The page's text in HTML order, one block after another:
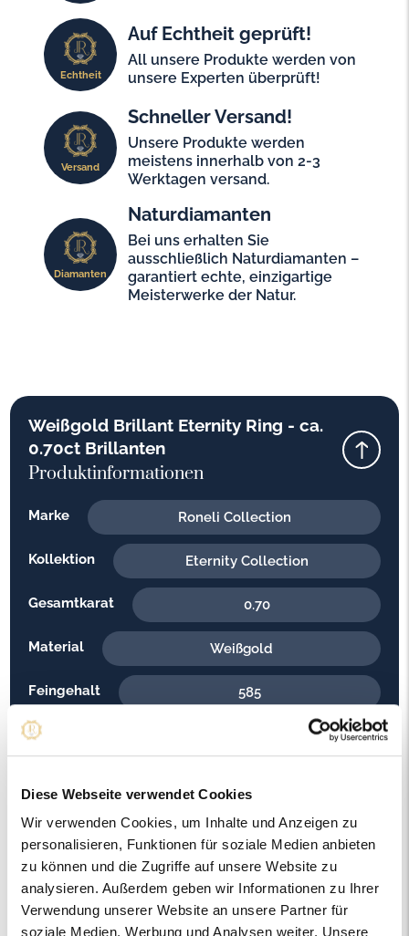
Diese Webseite verwendet Cookies
Wir verwenden Cookies, um Inhalte und Anzeigen zu
personalisieren, Funktionen für soziale Medien anbieten
zu können und die Zugriffe auf unsere Website zu
analysieren. Außerdem geben wir Informationen zu Ihrer
Verwendung unserer Website an unsere Partner für
soziale Medien, Werbung und Analysen weiter. Unsere
Echtheit
Auf Echtheit geprüft!
All unsere Produkte werden von
unsere Experten überprüft!
Versand
Schneller Versand!
Unsere Produkte werden
meistens innerhalb von 2-3
Werktagen versand.
Diamanten
Naturdiamanten
Bei uns erhalten Sie
ausschließlich Naturdiamanten –
garantiert echte, einzigartige
Meisterwerke der Natur.
Weißgold Brillant Eternity Ring - ca.
0.70ct Brillanten
Produktinformationen
Marke Roneli Collection
Kollektion Eternity Collection
Gesamtkarat 0.70
Material Weißgold
Feingehalt 585
Gewicht
Steinqualität VS2
Edelsteinfarbe Diamant
Ringweite in mm 55